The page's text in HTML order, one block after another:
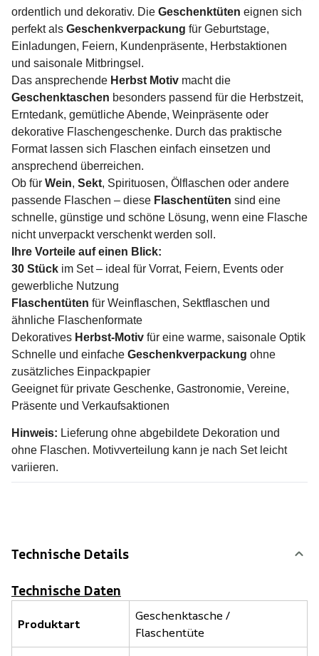
ordentlich und dekorativ. Die Geschenktüten eignen sich
perfekt als Geschenkverpackung für Geburtstage,
Einladungen, Feiern, Kundenpräsente, Herbstaktionen
und saisonale Mitbringsel.
Das ansprechende Herbst Motiv macht die
Geschenktaschen besonders passend für die Herbstzeit,
Erntedank, gemütliche Abende, Weinpräsente oder
dekorative Flaschengeschenke. Durch das praktische
Format lassen sich Flaschen einfach einsetzen und
ansprechend überreichen.
Ob für Wein, Sekt, Spirituosen, Ölflaschen oder andere
passende Flaschen – diese Flaschentüten sind eine
schnelle, günstige und schöne Lösung, wenn eine Flasche
nicht unverpackt verschenkt werden soll.
Ihre Vorteile auf einen Blick:
30 Stück im Set – ideal für Vorrat, Feiern, Events oder
gewerbliche Nutzung
Flaschentüten für Weinflaschen, Sektflaschen und
ähnliche Flaschenformate
Dekoratives Herbst-Motiv für eine warme, saisonale Optik
Schnelle und einfache Geschenkverpackung ohne
zusätzliches Einpackpapier
Geeignet für private Geschenke, Gastronomie, Vereine,
Präsente und Verkaufsaktionen
Hinweis: Lieferung ohne abgebildete Dekoration und
ohne Flaschen. Motivverteilung kann je nach Set leicht
variieren.
Technische Details
Technische Daten
Produktart
Geschenktasche /
Flaschentüte